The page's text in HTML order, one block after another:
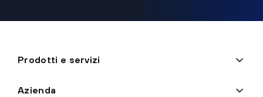
Prodotti e servizi
Azienda